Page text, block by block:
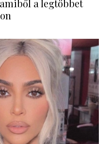
a legtöbbet